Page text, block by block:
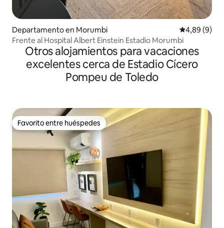
Departamento en Morumbi Calificación
4,89 (9)
Frente al Hospital Albert Einstein Estadio Morumbi
Otros alojamientos para vacaciones
excelentes cerca de Estadio Cícero
Pompeu de Toledo
Favorito entre huéspedes
Favorito entre huéspedes